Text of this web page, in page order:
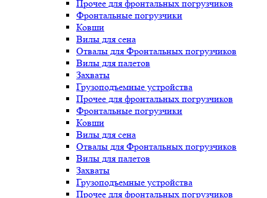
Прочее для фронтальных погрузчиков
Фронтальные погрузчики
Ковши
Вилы для сена
Отвалы для Фронтальных погрузчиков
Вилы для палетов
Захваты
Грузоподъемные устройства
Прочее для фронтальных погрузчиков
Фронтальные погрузчики
Ковши
Вилы для сена
Отвалы для Фронтальных погрузчиков
Вилы для палетов
Захваты
Грузоподъемные устройства
Прочее для фронтальных погрузчиков